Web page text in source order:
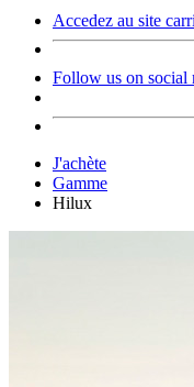
Accedez au site
Follow us on social
J'achète
Gamme
Hilux